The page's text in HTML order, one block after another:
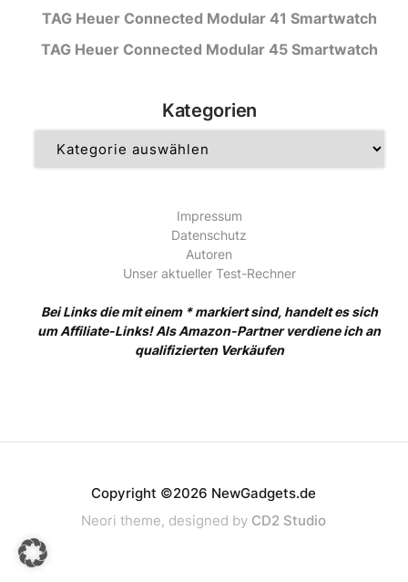
TAG Heuer Connected Modular 41 Smartwatch
TAG Heuer Connected Modular 45 Smartwatch
Kategorien
Impressum
Datenschutz
Autoren
Unser aktueller Test-Rechner
Bei Links die mit einem * markiert sind, handelt es sich
um Affiliate-Links! Als Amazon-Partner verdiene ich an
qualifizierten Verkäufen
Copyright ©2026 NewGadgets.de
Neori theme, designed by CD2 Studio